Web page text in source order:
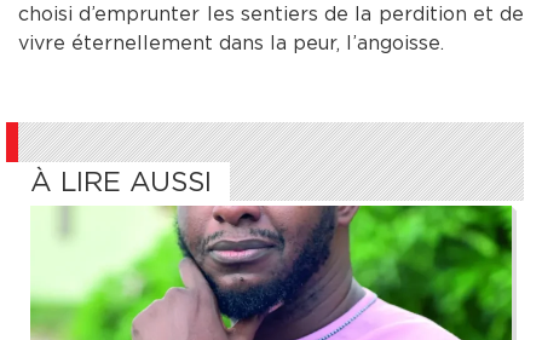
choisi d’emprunter les sentiers de la perdition et de
vivre éternellement dans la peur, l’angoisse.
À LIRE AUSSI